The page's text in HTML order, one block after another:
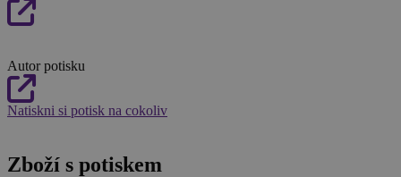
Autor potisku
Natiskni si potisk na cokoliv
Zboží s potiskem